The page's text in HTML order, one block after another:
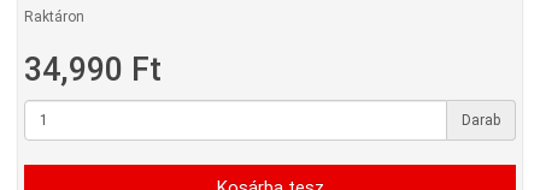
Raktáron
34,990 Ft
Darab